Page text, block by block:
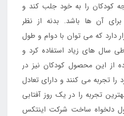
کودکان را به خود جلب کند و
آن ها باشد. بدنه از نظر
دارد که می توان با دوام و طول
سال های زیاد استفاده کرد و
از این محصول کودکان نیز در
تجربه می کنند و دارای تعادل
تجربه را در یک روز آفتابی
دلخواه ساخت شرکت اینتکس